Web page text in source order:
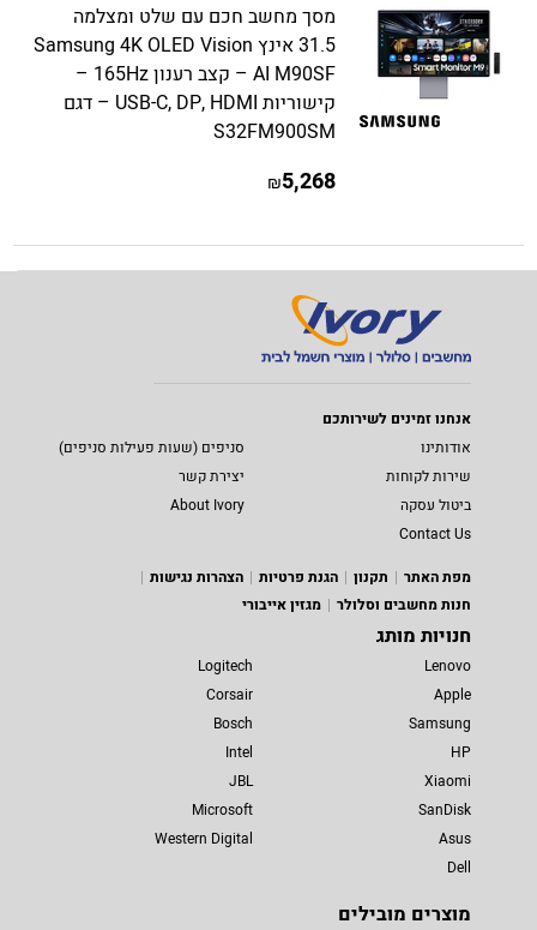
מסך מחשב חכם עם שלט ומצלמה
31.5 אינץ Samsung 4K OLED Vision
AI M90SF – קצב רענון 165Hz –
קישוריות USB-C, DP, HDMI – דגם
S32FM900SM
5,268
₪
אנחנו זמינים לשירותכם
אודותינו
סניפים (שעות פעילות סניפים)
שירות לקוחות
יצירת קשר
ביטול עסקה
About Ivory
Contact Us
מפת האתר
תקנון הגנת פרטיות
הצהרות נגישות
חנות מחשבים וסלולר
מגזין אייבורי
חנויות מותג
Lenovo
Apple
Samsung
HP
Xiaomi
SanDisk
Asus
Dell
Logitech
Corsair
Bosch
Intel
JBL
Microsoft
Western Digital
מוצרים מובילים